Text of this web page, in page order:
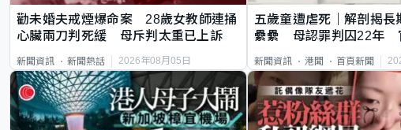
勸未婚夫戒煙爆命案 28歲女教師連捅
心臟兩刀判死緩 母斥判太重已上訴
新聞資訊 新聞熱話 2026年08月05日
五歲童遭虐死｜解剖揭長
纍纍 母認罪判囚22年
新聞資訊 港聞 首頁新聞